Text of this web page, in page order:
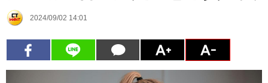
2024/09/02 14:01